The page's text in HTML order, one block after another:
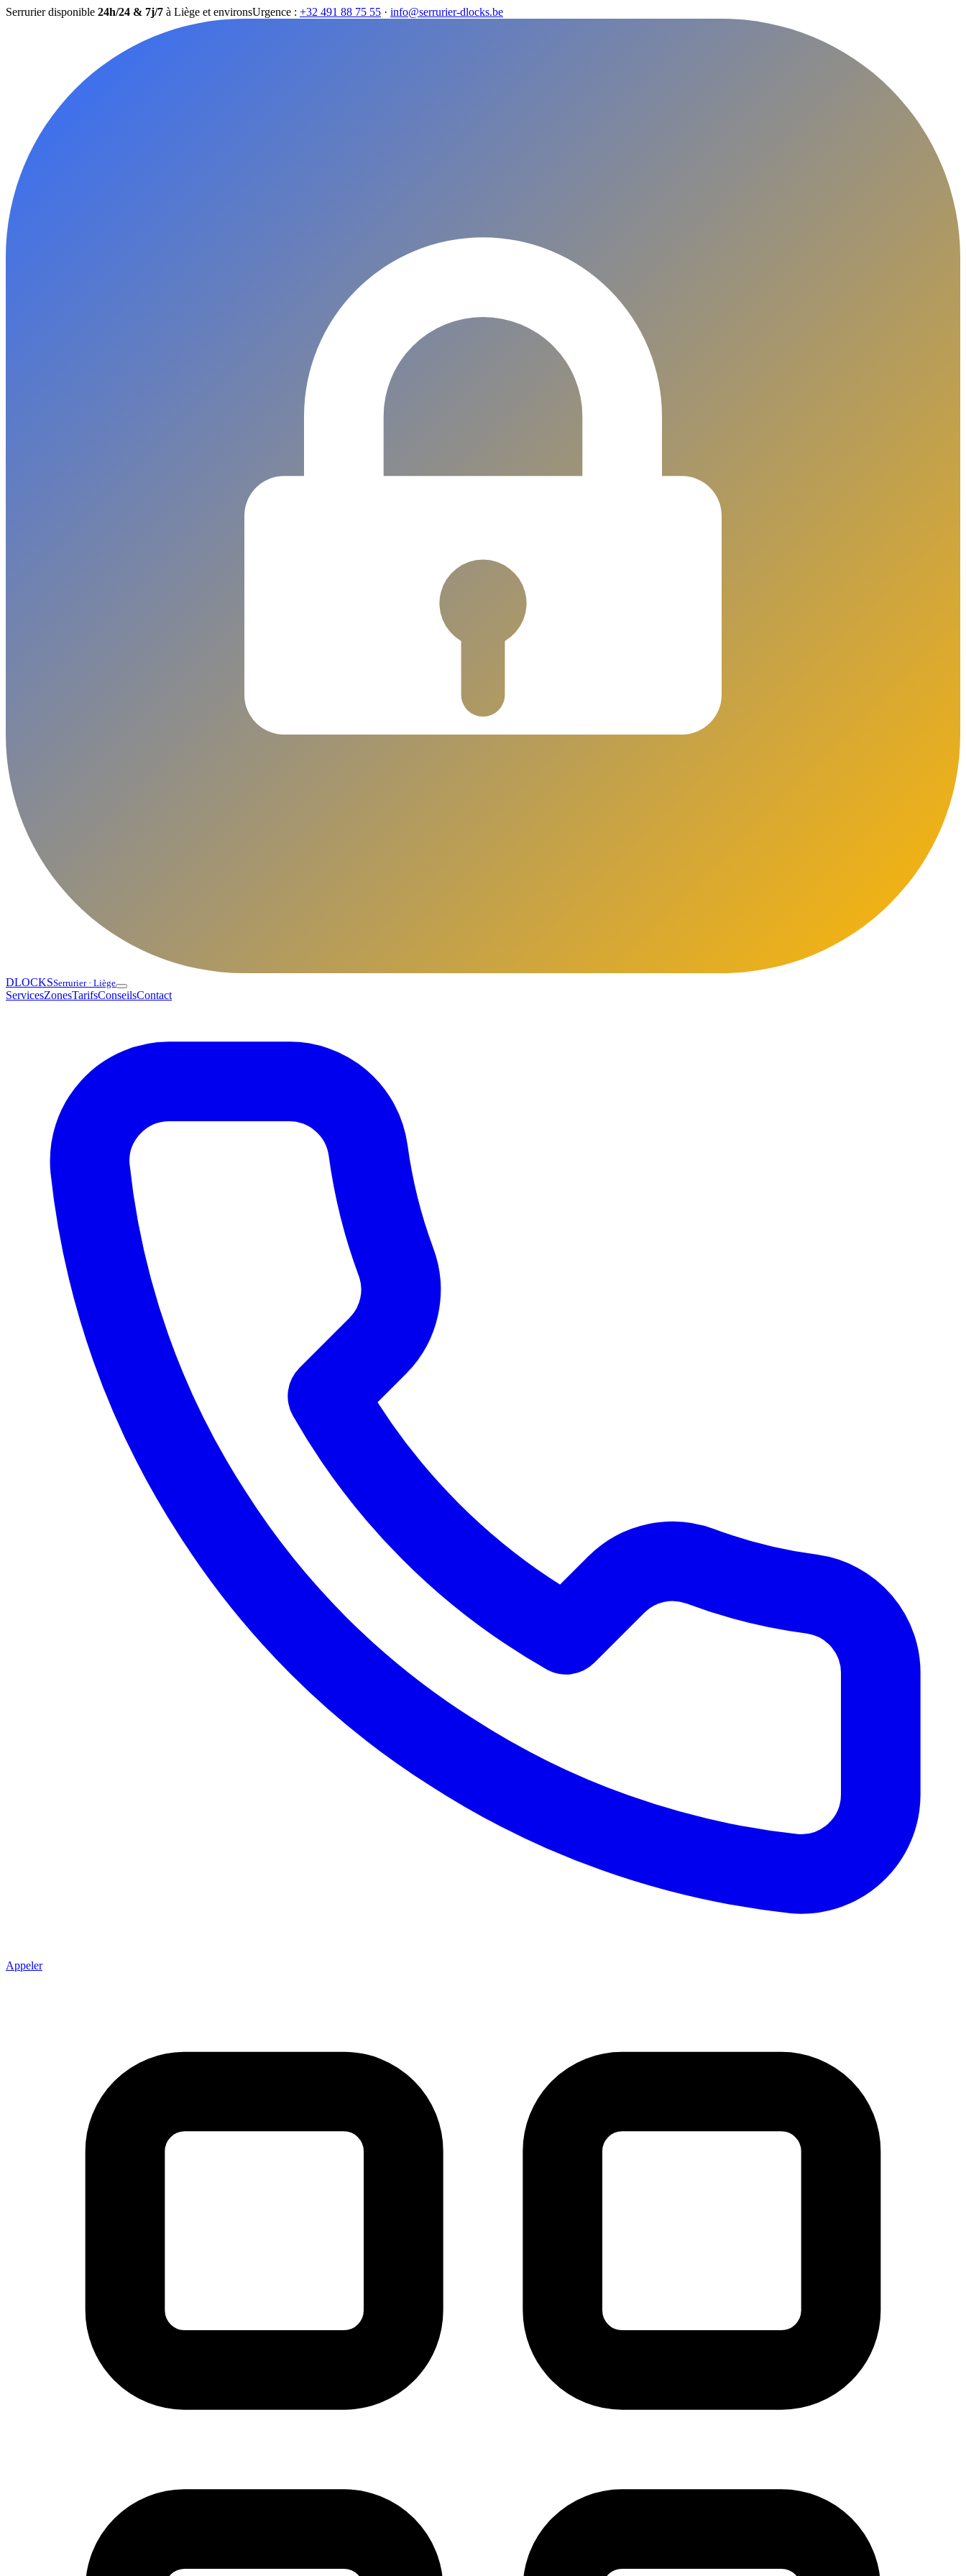
Serrurier disponible 24h/24 & 7j/7 à Liège et environsUrgence : +32 491 88 75 55 · info@serrurier-dlocks.be
DLOCKSSerrurier · Liège
ServicesZonesTarifsConseilsContact
Appeler